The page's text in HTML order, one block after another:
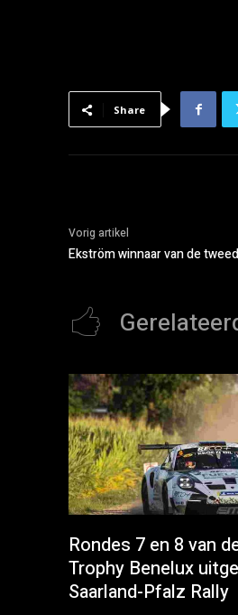
Share
Vorig artikel
Ekström winnaar van de
Rondes 7 en 8 van
Trophy Benelux
Saarland-Pfalz Rally